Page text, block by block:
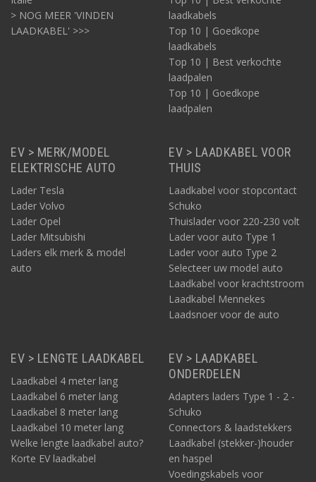
> NOG MEER 'VINDEN
LAADKABEL' >>>
laadkabels
Top 10 | Goedkope
laadkabels
Top 10 | Best verkochte
laadpalen
Top 10 | Goedkope
laadpalen
EV > MERK/MODEL
ELEKTRISCHE AUTO
Lader Tesla
Lader Volvo
Lader Opel
Lader Mitsubishi
Laders elk merk & model
auto
EV > LAADKABEL VOOR
THUIS
Laadkabel voor stopcontact
Schuko
Thuislader voor 220-230 volt
Lader voor auto Type 1
Lader voor auto Type 2
Selecteer uw model auto
Laadkabel voor krachtstroom
Laadkabel Mennekes
Laadsnoer voor de auto
EV > LENGTE LAADKABEL
Laadkabel 4 meter lang
Laadkabel 6 meter lang
Laadkabel 8 meter lang
Laadkabel 10 meter lang
Welke lengte laadkabel auto?
Korte EV laadkabel
EV > LAADKABEL
ONDERDELEN
Adapters laders Type 1 - 2 -
Schuko
Connectors & laadstekkers
Laadkabel (stekker-)houder
en haspel
Voedingskabels voor